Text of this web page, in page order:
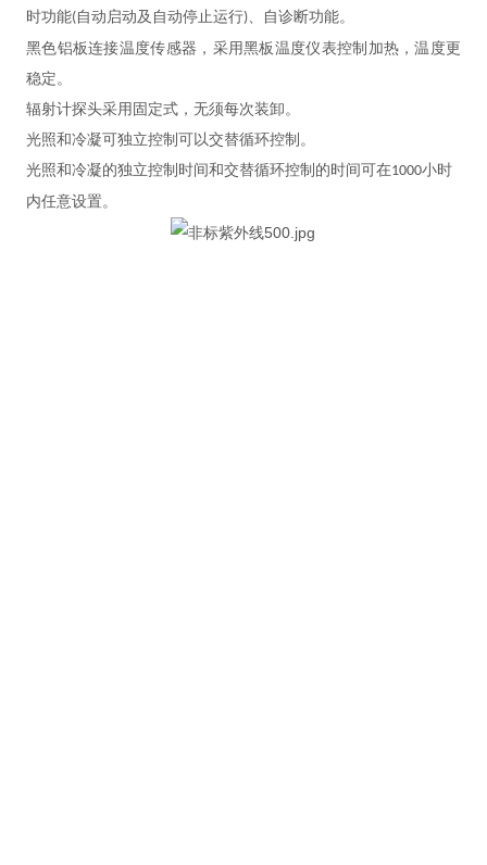
时功能(自动启动及自动停止运行)、自诊断功能。
黑色铝板连接温度传感器，采用黑板温度仪表控制加热，温度更
稳定。
辐射计探头采用固定式，无须每次装卸。
光照和冷凝可独立控制可以交替循环控制。
光照和冷凝的独立控制时间和交替循环控制的时间可在1000小时
内任意设置。